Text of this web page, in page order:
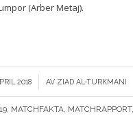
(Arber Metaj).
2018 AV ZIAD AL-TURKMANI
, MATCHFAKTA MATCHRAPPORT,